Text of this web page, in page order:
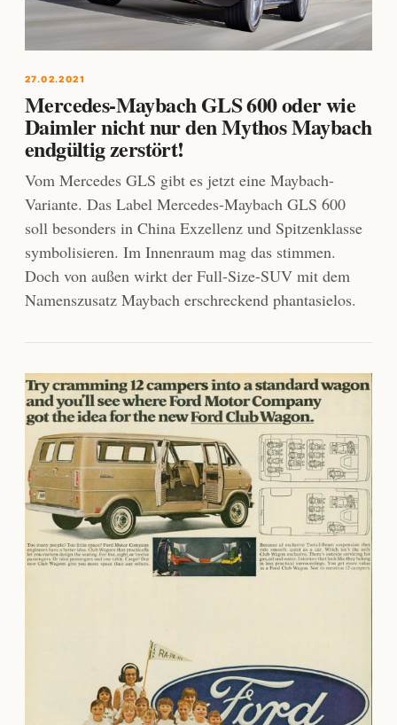
27.02.2021
Mercedes-Maybach GLS 600 oder wie
Daimler nicht nur den Mythos Maybach
endgültig zerstört!
Vom Mercedes GLS gibt es jetzt eine Maybach-
Variante. Das Label Mercedes-Maybach GLS 600
soll besonders in China Exzellenz und Spitzenklasse
symbolisieren. Im Innenraum mag das stimmen.
Doch von außen wirkt der Full-Size-SUV mit dem
Namenszusatz Maybach erschreckend phantasielos.